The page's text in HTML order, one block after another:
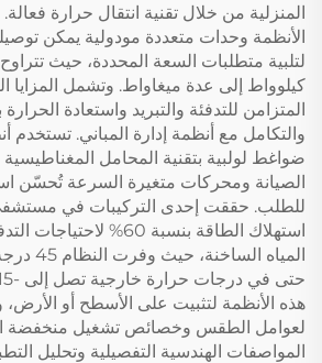
المنزلية من خلال تقنية انتقال حرارة
الأنظمة وحدات متعددة مودولية يمكن
كيلوواط إلى عدة ميغاواط. وتشمل المزايا
المتزامن للتدفئة والتبريد واستعادة
والتكامل مع أنظمة إدارة المباني. تستخدم
ضواغط لولبية بتقنية المحامل
الصيانة ومحركات متغيرة السرعة تُحسّن
للطلب. حققت إحدى التركيبات في مستشفى
استهلاك الطاقة بنسبة 60%
المياه
هذه الأنظمة لتثبيت على الأسطح أو
لعوامل الطقس وخصائص تشغيل منخفضة
المواصفات الهندسية التفصيلية وتحليل